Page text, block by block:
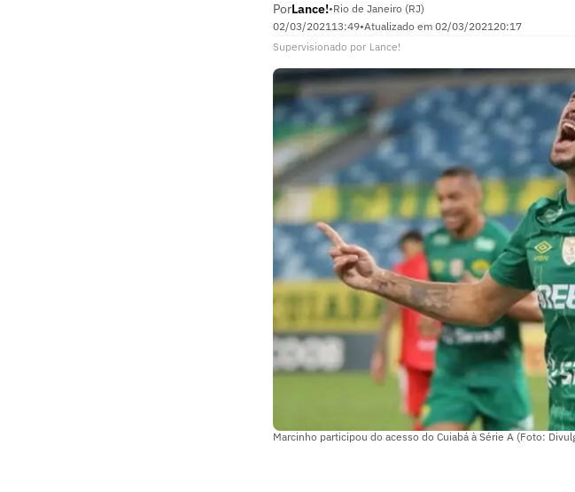
PorLance!•Rio de Janeiro (RJ)
02/03/202113:49•Atualizado em 02/03/202120:17
Supervisionado por Lance!
Marcinho participou do acesso do Cuiabá à Série A (Foto: